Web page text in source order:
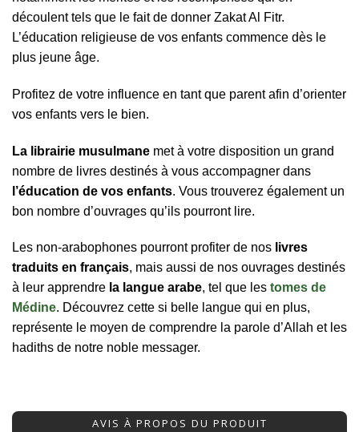
découlent tels que le fait de donner Zakat Al Fitr.
L’éducation religieuse de vos enfants commence dès le
plus jeune âge.
Profitez de votre influence en tant que parent afin d’orienter
vos enfants vers le bien.
La librairie musulmane met à votre disposition un grand
nombre de livres destinés à vous accompagner dans
l’éducation de vos enfants. Vous trouverez également un
bon nombre d’ouvrages qu’ils pourront lire.
Les non-arabophones pourront profiter de nos livres
traduits en français, mais aussi de nos ouvrages destinés
à leur apprendre la langue arabe, tel que les tomes de
Médine. Découvrez cette si belle langue qui en plus,
représente le moyen de comprendre la parole d’Allah et les
hadiths de notre noble messager.
AVIS À PROPOS DU PRODUIT